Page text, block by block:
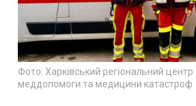
Фото: Харківський регіональний центр
меддопомоги та медицини катастроф